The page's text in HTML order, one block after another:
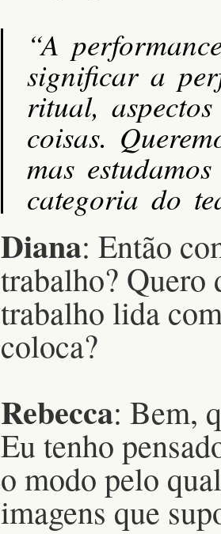
“A
significar a
ritual,
coisas.
mas
categoria do
Diana: Então
trabalho? Quero
trabalho lida
coloca?
Rebecca: Bem,
Eu tenho
o modo pelo
imagens que